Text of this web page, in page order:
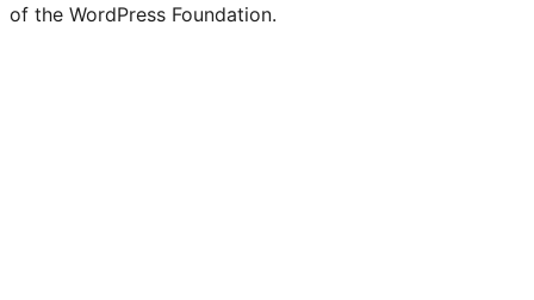
of the WordPress Foundation.